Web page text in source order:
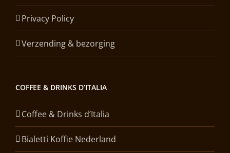
Privacy Policy
Verzending & bezorging
COFFEE & DRINKS D’ITALIA
Coffee & Drinks d’Italia
Bialetti Koffie Nederland